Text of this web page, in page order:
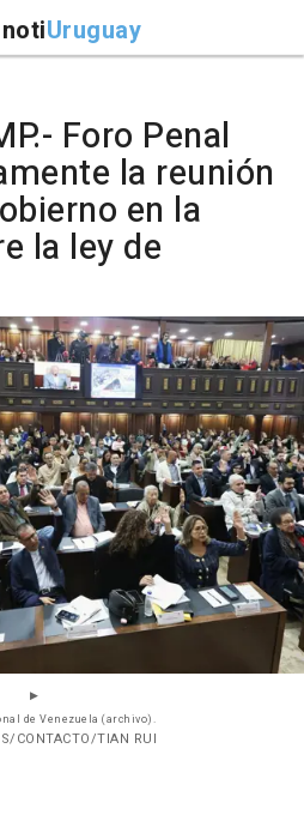
notiUruguay
Foro Penal
la reunión
en la
la ley de
de Venezuela (archivo).
CONTACTO/TIAN RUI